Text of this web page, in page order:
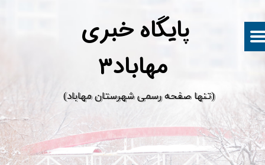
پایگاه خبری
​(تنها صفحه رسمی شهرستان مهاباد)